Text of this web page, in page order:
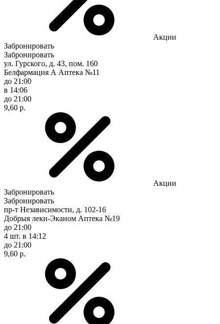
Акции
Забронировать
Забронировать
ул. Гурского, д. 43, пом. 160
Белфармация А Аптека №11
до 21:00
в 14:06
до 21:00
9,60 р.
Акции
Забронировать
Забронировать
пр-т Независимости, д. 102-16
Добрыя леки-Эканом Аптека №19
до 21:00
4 шт. в 14:12
до 21:00
9,60 р.